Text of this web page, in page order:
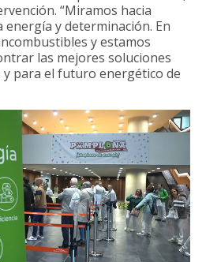
“Miramos hacia
y determinación. En
y estamos
las mejores soluciones
para el futuro energético de